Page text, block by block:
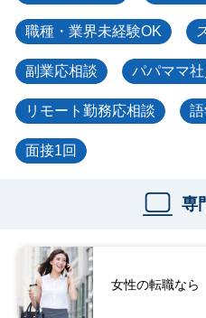
職種・業界未経験OK
副業応相談 パパママ
リモート勤務応相談
面接1回
専
女性の転職なら